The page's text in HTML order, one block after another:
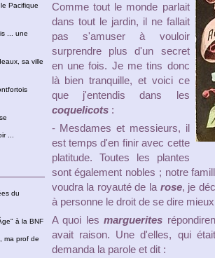
Pacifique
... une
sa ville
...
du
à la BNF
ma prof de
Comme tout le monde parlait
dans tout le jardin, il ne fallait
pas s'amuser à vouloir
surprendre plus d'un secret
en une fois. Je me tins donc
là bien tranquille, et voici ce
que j'entendis dans les
coquelicots:
- Mesdames et messieurs, il
est temps d'en finir avec cette
platitude. Toutes les plantes
sont également nobles ; notre
voudra la royauté de la rose, je
à personne le droit de se dire
A quoi lesmarguerites
avait raison. Une d'elles, qui
demanda la parole et dit :